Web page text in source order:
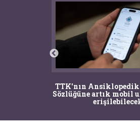
TTK'nın
Sözlüğüne artık mobil